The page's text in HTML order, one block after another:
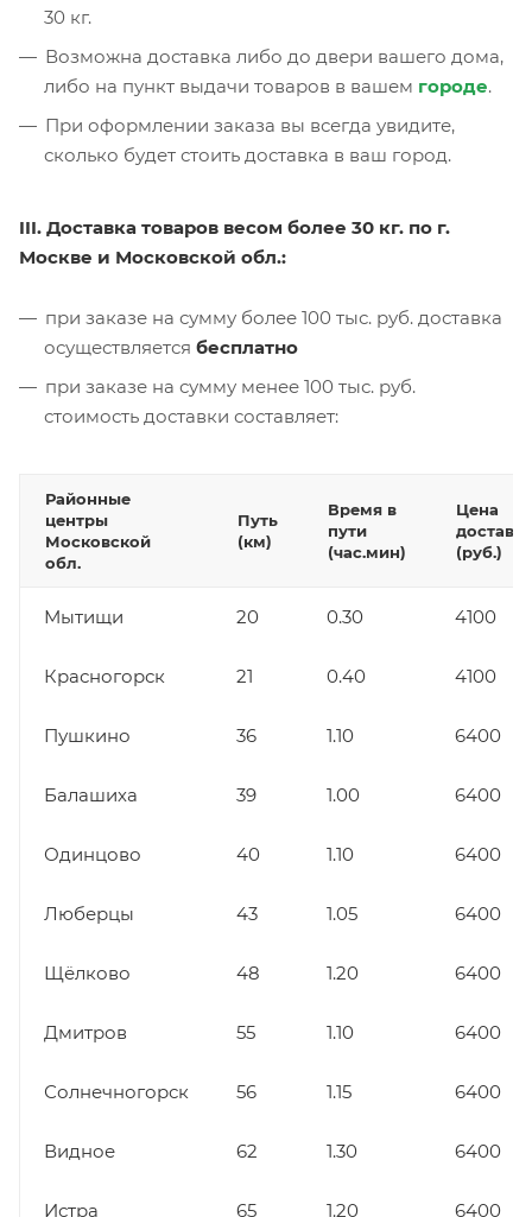
30 кг.
Возможна доставка либо до двери вашего дома,
либо на пункт выдачи товаров в вашем городе.
При оформлении заказа вы всегда увидите,
сколько будет стоить доставка в ваш город.
III. Доставка товаров весом более 30 кг. по г.
Москве и Московской обл.:
при заказе на сумму более 100 тыс. руб. доставка
осуществляется бесплатно
при заказе на сумму менее 100 тыс. руб.
стоимость доставки составляет:
Районные
центры
Московской
обл.
Путь
(км)
Время в
пути
(час.мин)
Цена
(руб.)
Мытищи 20 0.30 4100
Красногорск 21 0.40 4100
Пушкино 36 1.10 6400
Балашиха 39 1.00 6400
Одинцово 40 1.10 6400
Люберцы 43 1.05 6400
Щёлково 48 1.20 6400
Дмитров 55 1.10 6400
Солнечногорск 56 1.15 6400
Видное 62 1.30 6400
Истра 65 1.20 6400